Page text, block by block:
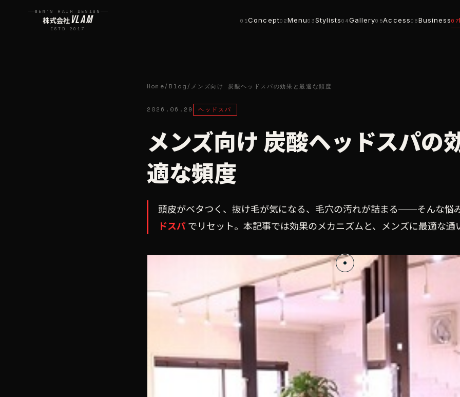
MEN'S HAIR DESIGN
株式会社VLAM
ESTD 2017
01Concept02Menu03Stylists04Gallery05Access06Business07
Home/Blog / メンズ向け 炭酸ヘッドスパの効果と最適な頻度
2026.06.29 ヘッドスパ
メンズ向け 炭酸ヘッドスパの
適な頻度
頭皮がベタつく、抜け毛が気になる、毛穴の汚れが詰まる──そんな悩
ドスパ でリセット。本記事では効果のメカニズムと、メンズに最適な通